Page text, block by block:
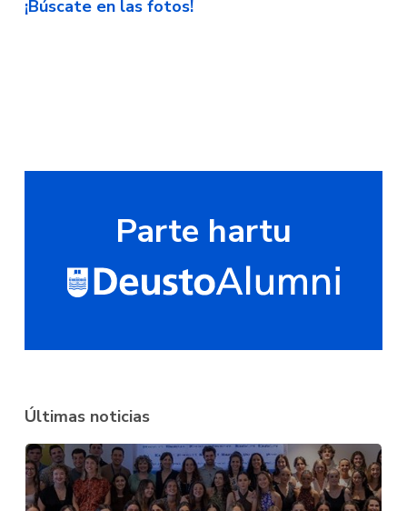
¡Búscate en las fotos!
Parte hartu
Últimas noticias